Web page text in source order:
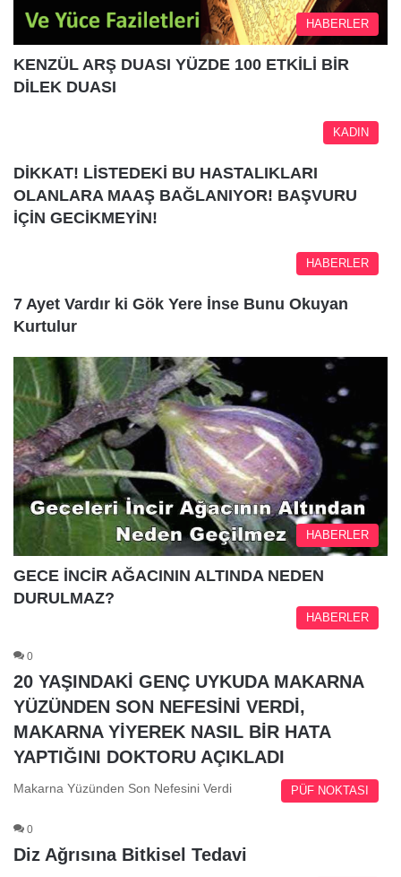
HABERLER
KENZÜL ARŞ DUASI YÜZDE 100 ETKİLİ BİR
DİLEK DUASI
KADIN
DİKKAT! LİSTEDEKİ BU HASTALIKLARI
OLANLARA MAAŞ BAĞLANIYOR! BAŞVURU
İÇİN GECİKMEYİN!
HABERLER
7 Ayet Vardır ki Gök Yere İnse Bunu Okuyan
Kurtulur
HABERLER
GECE İNCİR AĞACININ ALTINDA NEDEN
DURULMAZ?
HABERLER
0
20 YAŞINDAKİ GENÇ UYKUDA MAKARNA
YÜZÜNDEN SON NEFESİNİ VERDİ,
MAKARNA YİYEREK NASIL BİR HATA
YAPTIĞINI DOKTORU AÇIKLADI
Makarna Yüzünden Son Nefesini Verdi PÜF NOKTASI
0
Diz Ağrısına Bitkisel Tedavi